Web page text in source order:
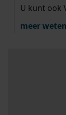
U kunt ook
meer weten